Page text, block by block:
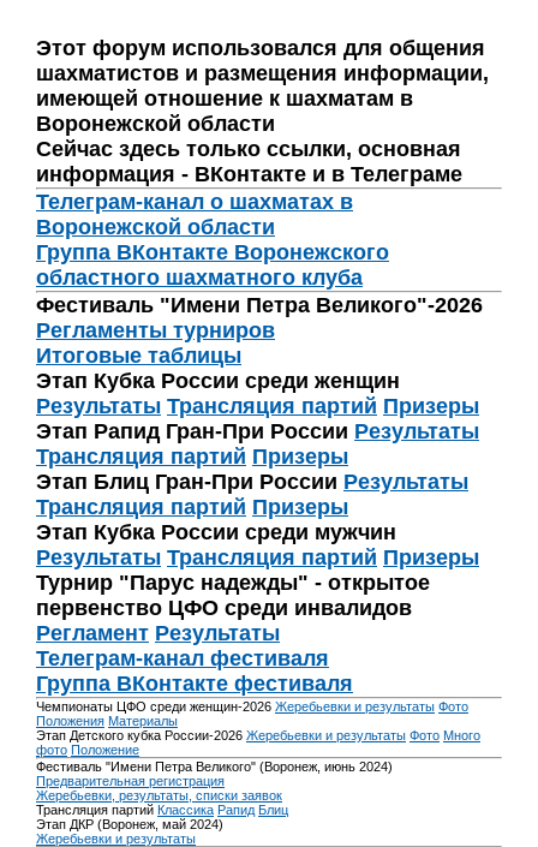
Этот форум использовался для общения
шахматистов и размещения информации,
имеющей отношение к шахматам в
Воронежской области
Сейчас здесь только ссылки, основная
информация - ВКонтакте и в Телеграме
Телеграм-канал о шахматах в
Воронежской области
Группа ВКонтакте Воронежского
областного шахматного клуба
Фестиваль "Имени Петра Великого"-2026
Регламенты турниров
Итоговые таблицы
Этап Кубка России среди женщин
Результаты Трансляция партий Призеры
Этап Рапид Гран-При России Результаты
Трансляция партий Призеры
Этап Блиц Гран-При России Результаты
Трансляция партий Призеры
Этап Кубка России среди мужчин
Результаты Трансляция партий Призеры
Турнир "Парус надежды" - открытое
первенство ЦФО среди инвалидов
Регламент Результаты
Телеграм-канал фестиваля
Группа ВКонтакте фестиваля
Чемпионаты ЦФО среди женщин-2026 Жеребьевки и результаты Фото
Положения Материалы
Этап Детского кубка России-2026 Жеребьевки и результаты Фото Много
фото Положение
Фестиваль "Имени Петра Великого" (Воронеж, июнь 2024)
Предварительная регистрация
Жеребьевки, результаты, списки заявок
Трансляция партий Классика Рапид Блиц
Этап ДКР (Воронеж, май 2024)
Жеребьевки и результаты